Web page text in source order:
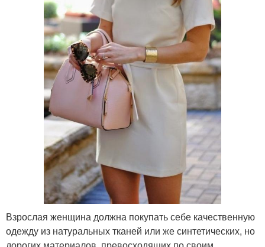
Взрослая женщина должна покупать себе качественную
одежду из натуральных тканей или же синтетических, но